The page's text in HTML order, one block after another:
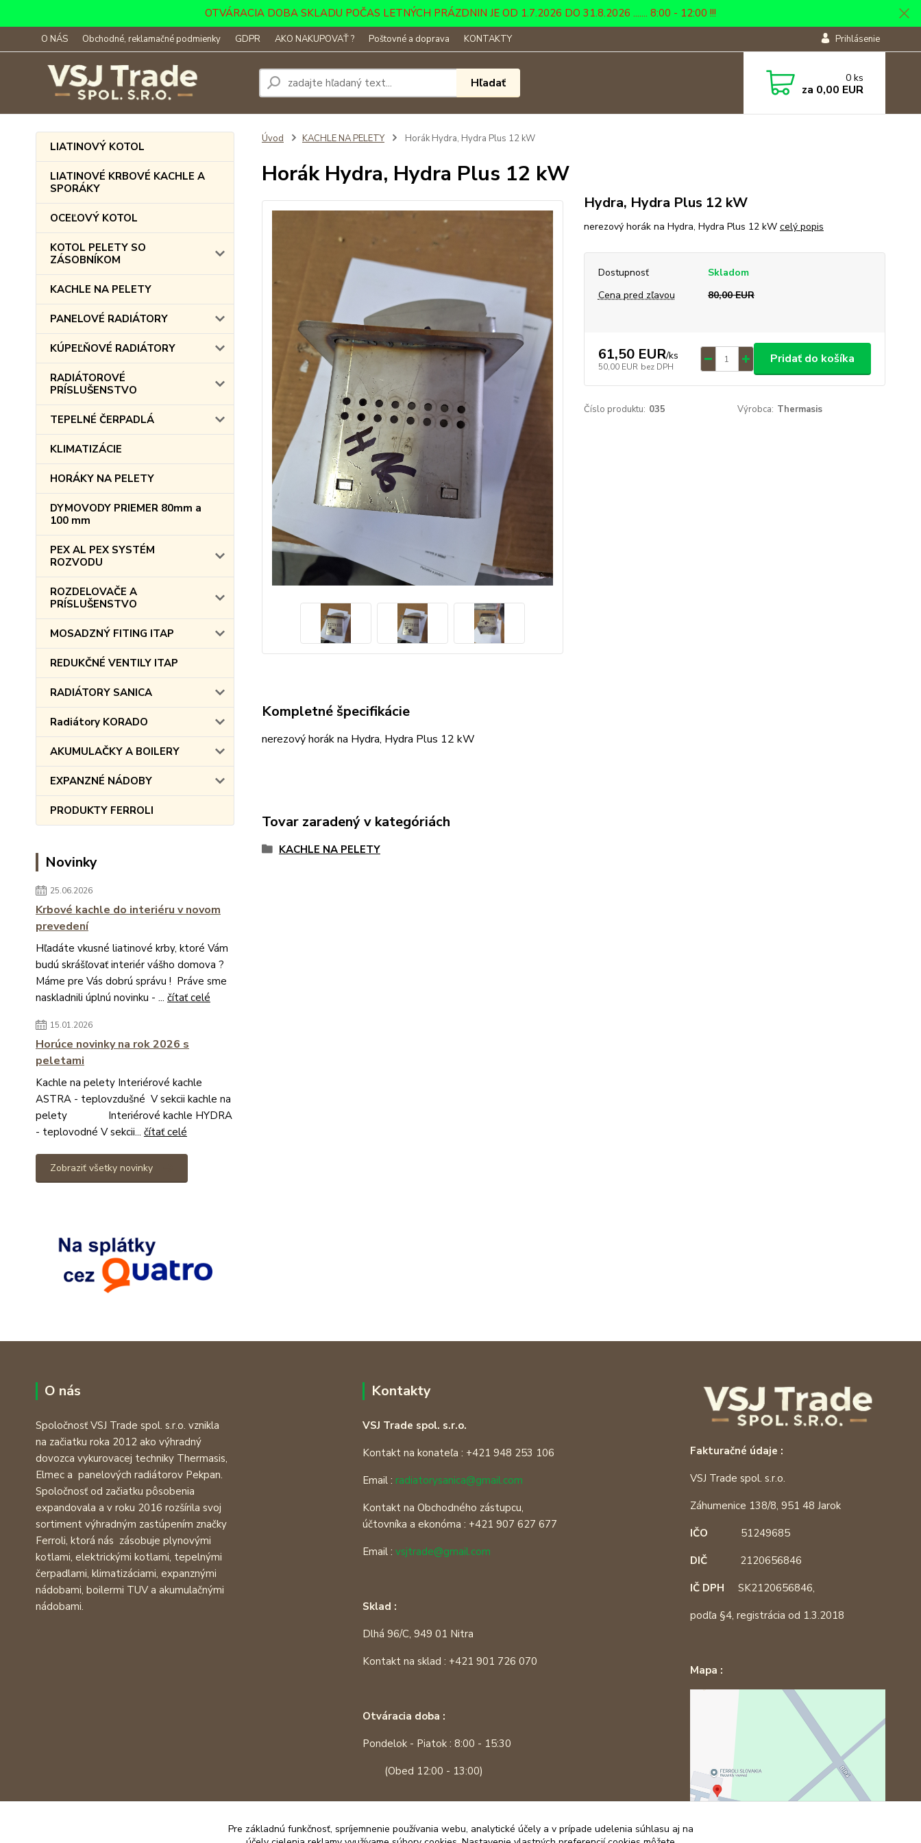
OTVÁRACIA DOBA SKLADU POČAS LETNÝCH PRÁZDNIN JE OD 1.7.2026 DO 31.8.2026 ....... 8:00 - 12:00 !!!
O NÁS Obchodné, reklamačné podmienky GDPR AKO NAKUPOVAŤ ? Poštovné a doprava KONTAKTY Prihlásenie
Hľadať 0 ks
za 0,00 EUR
LIATINOVÝ KOTOL
LIATINOVÉ KRBOVÉ KACHLE A
SPORÁKY
OCEĽOVÝ KOTOL
KOTOL PELETY SO
ZÁSOBNÍKOM
KACHLE NA PELETY
PANELOVÉ RADIÁTORY
KÚPEĽŇOVÉ RADIÁTORY
RADIÁTOROVÉ
PRÍSLUŠENSTVO
TEPELNÉ ČERPADLÁ
KLIMATIZÁCIE
HORÁKY NA PELETY
DYMOVODY PRIEMER 80mm a
100 mm
PEX AL PEX SYSTÉM
ROZVODU
ROZDELOVAČE A
PRÍSLUŠENSTVO
MOSADZNÝ FITING ITAP
REDUKČNÉ VENTILY ITAP
RADIÁTORY SANICA
Radiátory KORADO
AKUMULAČKY A BOILERY
EXPANZNÉ NÁDOBY
PRODUKTY FERROLI
Novinky
25.06.2026
Krbové kachle do interiéru v novom
prevedení
Hľadáte vkusné liatinové krby, ktoré Vám
budú skrášľovať interiér vášho domova ?
Máme pre Vás dobrú správu ! Práve sme
naskladnili úplnú novinku - ... čítať celé
15.01.2026
Horúce novinky na rok 2026 s
peletami
Kachle na pelety Interiérové kachle
ASTRA - teplovzdušné V sekcii kachle na
pelety Interiérové kachle HYDRA
- teplovodné V sekcii... čítať celé
Zobraziť všetky novinky
Úvod KACHLE NA PELETY Horák Hydra, Hydra Plus 12 kW
Horák Hydra, Hydra Plus 12 kW
Hydra, Hydra Plus 12 kW
nerezový horák na Hydra, Hydra Plus 12 kW celý popis
Dostupnosť
Skladom
Cena pred zľavou
80,00 EUR
61,50 EUR/ks
50,00 EUR bez DPH
Pridať do košíka
Číslo produktu: 035 Výrobca: Thermasis
Kompletné špecifikácie
nerezový horák na Hydra, Hydra Plus 12 kW
Tovar zaradený v kategóriách
KACHLE NA PELETY
O nás
Spoločnosť VSJ Trade spol. s.r.o. vznikla
na začiatku roka 2012 ako výhradný
dovozca vykurovacej techniky Thermasis,
Elmec a panelových radiátorov Pekpan.
Spoločnosť od začiatku pôsobenia
expandovala a v roku 2016 rozšírila svoj
sortiment výhradným zastúpením značky
Ferroli, ktorá nás zásobuje plynovými
kotlami, elektrickými kotlami, tepelnými
čerpadlami, klimatizáciami, expanznými
nádobami, boilermi TUV a akumulačnými
nádobami.
Kontakty
VSJ Trade spol. s.r.o.
Kontakt na konateľa : +421 948 253 106
Email : radiatorysanica@gmail.com
Kontakt na Obchodného zástupcu,
účtovníka a ekonóma : +421 907 627 677
Email :vsjtrade@gmail.com
Sklad :
Dlhá 96/C, 949 01 Nitra
Kontakt na sklad : +421 901 726 070
Otváracia doba :
Pondelok - Piatok : 8:00 - 15:30
(Obed 12:00 - 13:00)
Fakturačné údaje :
VSJ Trade spol. s.r.o.
Záhumenice 138/8, 951 48 Jarok
IČO 51249685
DIČ 2120656846
IČ DPH SK2120656846,
podľa §4, registrácia od 1.3.2018
Mapa :
Pre základnú funkčnosť, spríjemnenie používania webu, analytické účely a v prípade udelenia súhlasu aj na